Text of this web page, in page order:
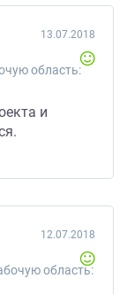
область:
13.07.2018
и
область:
12.07.2018